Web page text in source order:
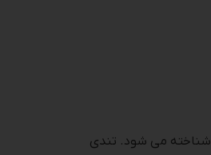
فلفل سبز سبزی رایجی است که در آشپزخانه های هندی به دلیل طعم تندشان استفاده می شود. فلفل سبز از نظر علمی با نام Capsicum frutescens شناخته می شود. تندی